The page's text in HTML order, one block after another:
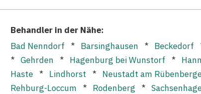
Behandler in der Nähe:
Bad Nenndorf * Barsinghausen * Beckedorf
* Gehrden * Hagenburg bei Wunstorf *
Haste * Lindhorst * Neustadt am
Rehburg-Loccum * Rodenberg *